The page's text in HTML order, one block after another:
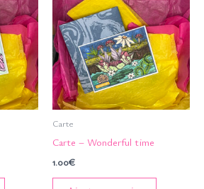
Carte
Carte – Wonderful time
1.00€